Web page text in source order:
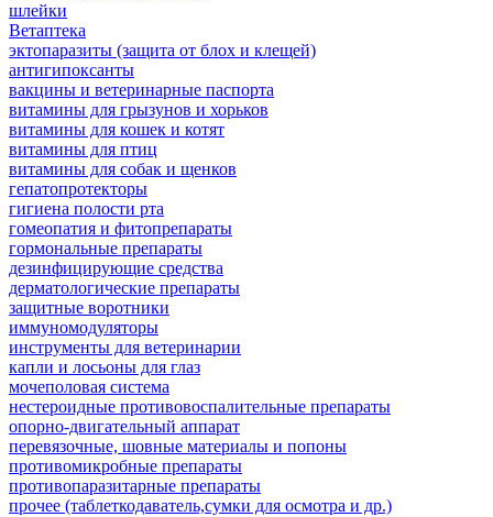
шлейки
Ветаптека
эктопаразиты (защита от блох и клещей)
антигипоксанты
вакцины и ветеринарные паспорта
витамины для грызунов и хорьков
витамины для кошек и котят
витамины для птиц
витамины для собак и щенков
гепатопротекторы
гигиена полости рта
гомеопатия и фитопрепараты
гормональные препараты
дезинфицирующие средства
дерматологические препараты
защитные воротники
иммуномодуляторы
инструменты для ветеринарии
капли и лосьоны для глаз
мочеполовая система
нестероидные противовоспалительные препараты
опорно-двигательный аппарат
перевязочные, шовные материалы и попоны
противомикробные препараты
противопаразитарные препараты
прочее (таблеткодаватель,сумки для осмотра и др.)